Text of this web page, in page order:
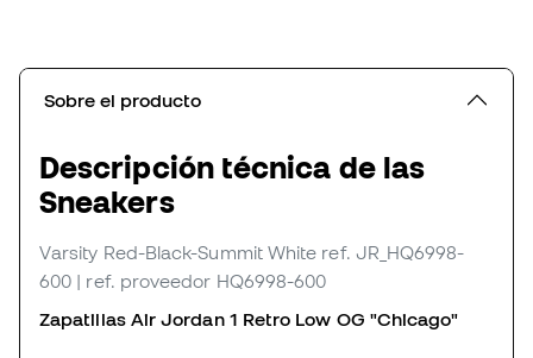
Sobre el producto
Descripción técnica de las
Sneakers
Varsity Red-Black-Summit White ref. JR_HQ6998-
600 | ref. proveedor HQ6998-600
Zapatillas Air Jordan 1 Retro Low OG "Chicago"